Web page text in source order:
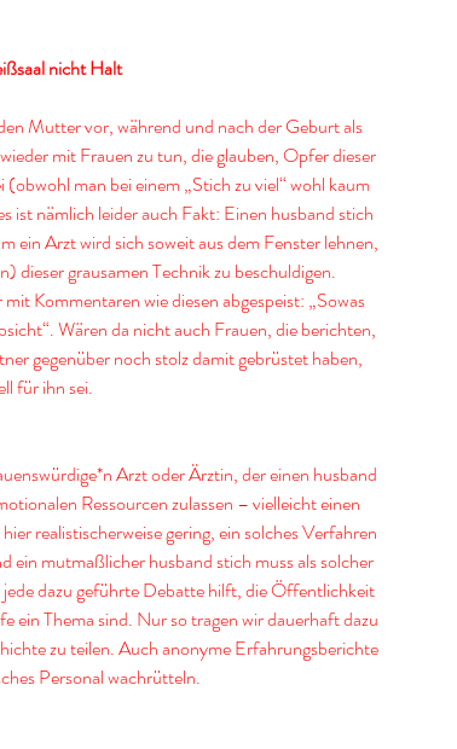
nicht Halt
Mutter vor, während und nach der Geburt als
mit Frauen zu tun, die glauben, Opfer dieser
man bei einem „Stich zu viel“ wohl kaum
ist nämlich leider auch Fakt: Einen husband stich
ein Arzt wird sich soweit aus dem Fenster lehnen,
dieser grausamen Technik zu beschuldigen.
Kommentaren wie diesen abgespeist: „Sowas
Wären da nicht auch Frauen, die berichten,
gegenüber noch stolz damit gebrüstet haben,
für ihn sei.
Arzt oder Ärztin, der einen husband
Ressourcen zulassen – vielleicht einen
realistischerweise gering, ein solches Verfahren
ein mutmaßlicher husband stich muss als solcher
dazu geführte Debatte hilft, die Öffentlichkeit
ein Thema sind. Nur so tragen wir dauerhaft dazu
zu teilen. Auch anonyme Erfahrungsberichte
Personal wachrütteln.